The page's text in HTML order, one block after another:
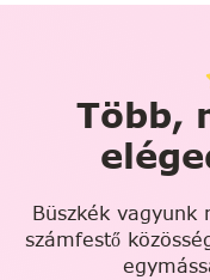
Több,
Büszkék vagyunk
számfestő